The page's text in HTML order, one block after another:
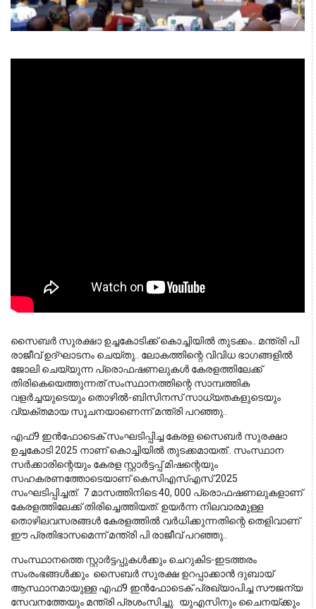
സൈബർ സുരക്ഷാ ഉച്ചകോടിക്ക് കൊച്ചിയിൽ തുടക്കം.. മന്ത്രി പി
രാജീവ്‌ ഉദ്ഘാടനം ചെയ്തു.. ലോകത്തിന്റെ വിവിധ ഭാഗങ്ങളിൽ
ജോലി ചെയ്യുന്ന പ്രൊഫഷണലുകൾ കേരളത്തിലേക്ക്
തിരികെയെത്തുന്നത് സംസ്ഥാനത്തിന്റെ സാമ്പത്തിക
വളർച്ചയുടെയും തൊഴിൽ-ബിസിനസ് സാധ്യതകളുടെയും
വ്യക്തമായ സൂചനയാണെന്ന് മന്ത്രി പറഞ്ഞു..
എഫ്9 ഇൻഫോടെക് സംഘടിപ്പിച്ച കേരള സൈബർ സുരക്ഷാ
ഉച്ചകോടി 2025 നാണ് കൊച്ചിയിൽ തുടക്കമായത്.. സംസ്ഥാന
സർക്കാരിന്റെയും കേരള സ്റ്റാർട്ടപ്പ് മിഷന്റെയും
സഹകരണത്തോടെയാണ് കെസിഎസ്എസ് 2025
സംഘടിപ്പിച്ചത്. 7 മാസത്തിനിടെ 40, 000 പ്രൊഫഷണലുകളാണ്
കേരളത്തിലേക്ക് തിരിച്ചെത്തിയത്. ഉയർന്ന നിലവാരമുള്ള
തൊഴിലവസരങ്ങൾ കേരളത്തിൽ വർധിക്കുന്നതിന്റെ തെളിവാണ്
ഈ പ്രതിഭാസമെന്ന് മന്ത്രി പി രാജീവ്‌ പറഞ്ഞു..
സംസ്ഥാനത്തെ സ്റ്റാർട്ടപ്പുകൾക്കും ചെറുകിട-ഇടത്തരം
സംരംഭങ്ങൾക്കും സൈബർ സുരക്ഷ ഉറപ്പാക്കാൻ ദുബായ്
ആസ്ഥാനമായുള്ള എഫ്9 ഇൻഫോടെക് പ്രഖ്യാപിച്ച സൗജന്യ
സേവനത്തേയും മന്ത്രി പ്രശംസിച്ചു. യുഎസിനും ചൈനയ്ക്കും